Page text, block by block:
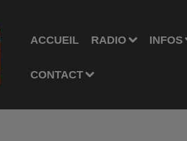
ACCUEIL RADIO INFOS
CONTACT